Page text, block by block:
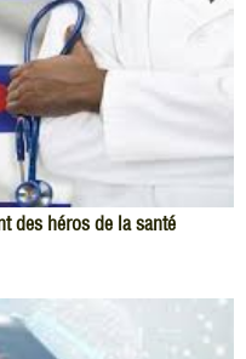
des héros de la santé